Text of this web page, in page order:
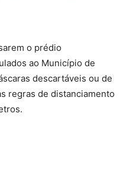
o prédio
ao Município de
descartáveis ou de
regras de distanciamento